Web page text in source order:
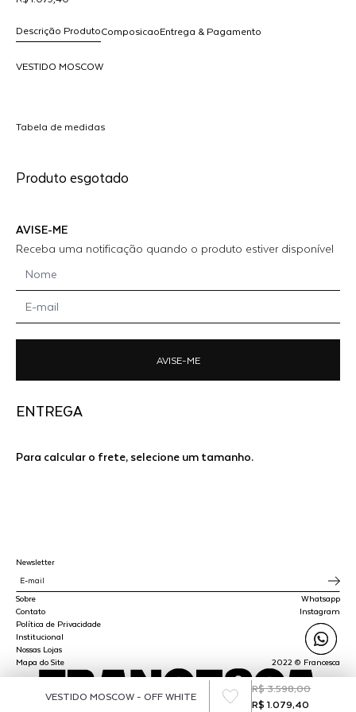
VESTIDO MOSCOW - OFF WHITE
R$ 3.598,00
R$ 1.079,40
Composicao
Descrição Produto Entrega & Pagamento
VESTIDO MOSCOW
Tabela de medidas
Produto esgotado
AVISE-ME
Receba uma notificação quando o produto estiver disponível
AVISE-ME
ENTREGA
Para calcular o frete, selecione um tamanho.
Sobre
Contato
Política de Privacidade
Institucional
Nossas Lojas
Mapa do Site
Whatsapp
Instagram
2022 © Francesca
Newsletter
SPLY STUDIO LTDA - CNPJ 45.510.647/0001-00